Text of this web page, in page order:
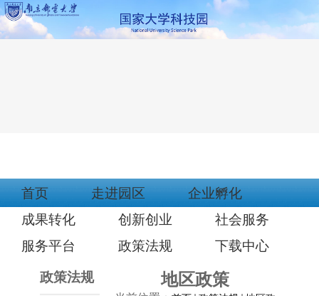
首页 走进园区
企业孵化
成果转化
创新创业
社会服务
服务平台
政策法规 下载中心
政策法规 地区政策